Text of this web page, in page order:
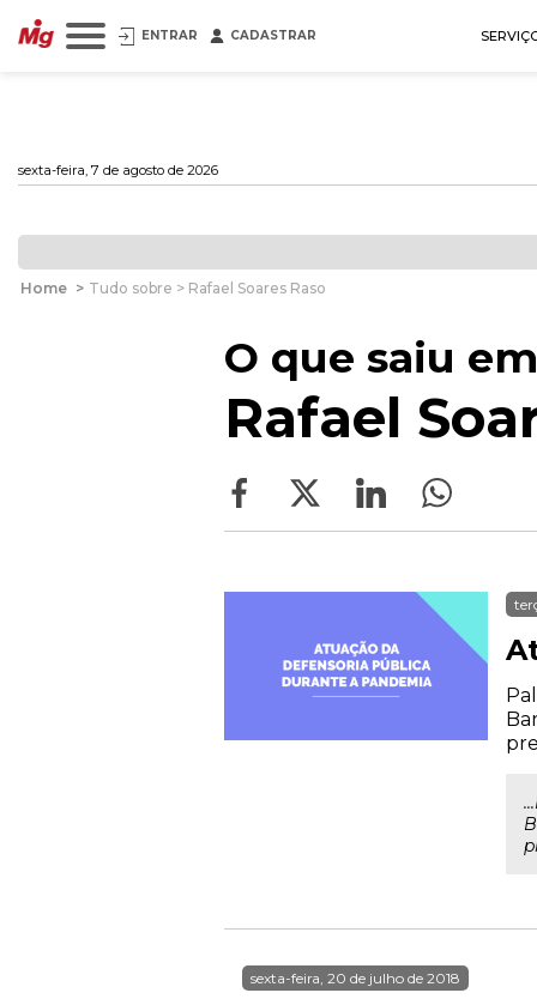
ENTRAR CADASTRAR
sexta-feira, 7 de agosto de 2026
Home > Tudo sobre > Rafael Soares Raso
O que saiu
Rafael
sexta-feira, 20 de julho de 2018